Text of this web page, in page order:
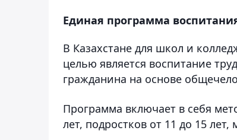
Единая программа
В Казахстане для школ и
целью является воспитание
гражданина на основе
Программа включает в себя
лет, подростков от 11 до 15